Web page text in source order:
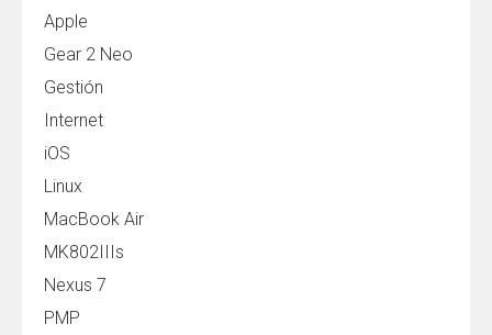
Apple
Gear 2 Neo
Gestión
Internet
iOS
Linux
MacBook Air
MK802IIIs
Nexus 7
PMP